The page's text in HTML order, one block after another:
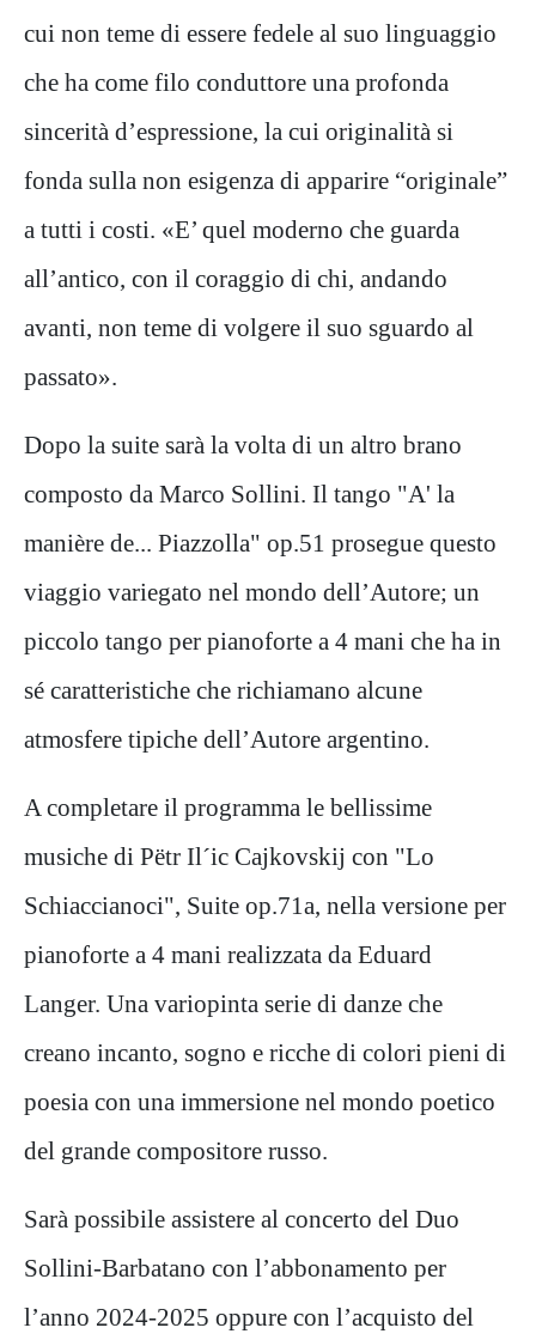
cui non teme di essere fedele al suo linguaggio
che ha come filo conduttore una profonda
sincerità d’espressione, la cui originalità si
fonda sulla non esigenza di apparire “originale”
a tutti i costi. «E’ quel moderno che guarda
all’antico, con il coraggio di chi, andando
avanti, non teme di volgere il suo sguardo al
passato».
Dopo la suite sarà la volta di un altro brano
composto da Marco Sollini. Il tango "A' la
manière de... Piazzolla" op.51 prosegue questo
viaggio variegato nel mondo dell’Autore; un
piccolo tango per pianoforte a 4 mani che ha in
sé caratteristiche che richiamano alcune
atmosfere tipiche dell’Autore argentino.
A completare il programma le bellissime
musiche di Pëtr Il´ic Cajkovskij con "Lo
Schiaccianoci", Suite op.71a, nella versione per
pianoforte a 4 mani realizzata da Eduard
Langer. Una variopinta serie di danze che
creano incanto, sogno e ricche di colori pieni di
poesia con una immersione nel mondo poetico
del grande compositore russo.
Sarà possibile assistere al concerto del Duo
Sollini-Barbatano con l’abbonamento per
l’anno 2024-2025 oppure con l’acquisto del